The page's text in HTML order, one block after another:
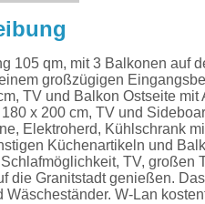
105 qm, mit 3 Balkonen auf
großzügigen
TV und Balkon Ostseite
x 200 cm, TV und
Elektroherd, Kühlschrank
Küchenartikeln und
TV, großen
die Granitstadt genießen.
Wäscheständer. W-Lan